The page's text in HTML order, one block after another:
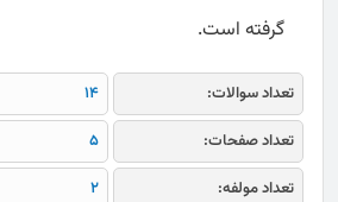
گرفته است.
تعداد سوالات:
14
تعداد صفحات:
5
تعداد مولفه:
2